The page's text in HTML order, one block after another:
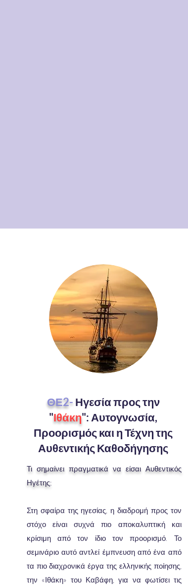
ΘΕ2- Ηγεσία προς την
"Ιθάκη": Αυτογνωσία,
Προορισμός και η Τέχνη της
Αυθεντικής Καθοδήγησης
Τι σημαίνει πραγματικά να είσαι Αυθεντικός
Ηγέτης;
Στη σφαίρα της ηγεσίας, η διαδρομή προς τον
στόχο είναι συχνά πιο αποκαλυπτική και
κρίσιμη από τον ίδιο τον προορισμό. Το
σεμινάριο αυτό αντλεί έμπνευση από ένα από
τα πιο διαχρονικά έργα της ελληνικής ποίησης,
την «Ιθάκη» του Καβάφη, για να φωτίσει τις